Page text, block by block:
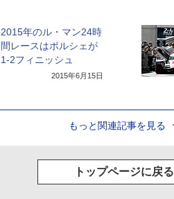
2015年のル・マン24時
間レースはポルシェが
1-2フィニッシュ
2015年6月15日
もっと関連記事を見る
トップページに戻る